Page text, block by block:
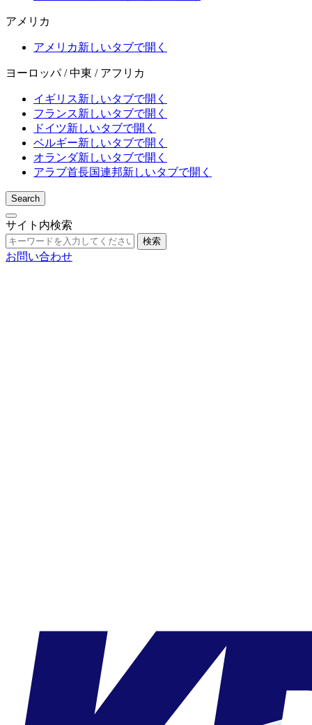
アメリカ
アメリカ新しいタブで開く
ヨーロッパ / 中東 / アフリカ
イギリス新しいタブで開く
フランス新しいタブで開く
ドイツ新しいタブで開く
ベルギー新しいタブで開く
オランダ新しいタブで開く
アラブ首長国連邦新しいタブで開く
Search
サイト内検索
検索
お問い合わせ